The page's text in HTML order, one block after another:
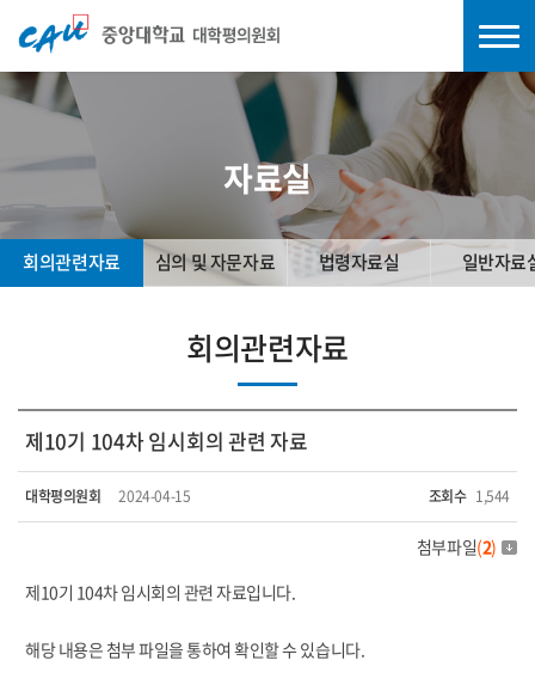
자료실
회의관련자료 심의 및 자문자료 법령자료실 일반자료
회의관련자료
제10기 104차 임시회의 관련 자료
대학평의원회 2024-04-15 조회수 1,544
첨부파일(2)
제10기 104차 임시회의 관련 자료입니다.
해당 내용은 첨부 파일을 통하여 확인할 수 있습니다.